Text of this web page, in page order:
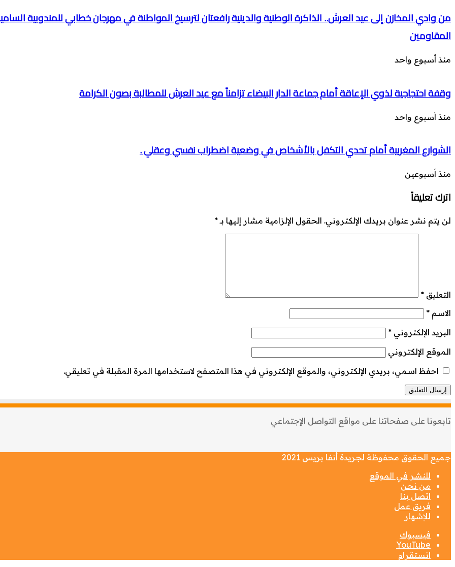
من وادي المخازن إلى عيد العرش.. الذاكرة الوطنية والدينية رافعتان لترسيخ المواطنة في مهرجان خطابي للمندوبية
المقاومين
منذ أسبوع واحد
وقفة احتجاجية لذوي الإعاقة أمام جماعة الدار البيضاء تزامناً مع عيد العرش للمطالبة بصون الكرامة
منذ أسبوع واحد
الشوارع المغربية أمام تحدي التكفل بالأشخاص في وضعية اضطراب نفسي وعقلي .
منذ أسبوعين
اترك تعليقاً
لن يتم نشر عنوان بريدك الإلكتروني. الحقول الإلزامية مشار إليها بـ*
التعليق *
الاسم *
البريد الإلكتروني *
الموقع الإلكتروني
احفظ اسمي، بريدي الإلكتروني، والموقع الإلكتروني في هذا المتصفح لاستخدامها المرة المقبلة في تعليقي.
تابعونا على صفحاتنا على مواقع التواصل الإجتماعي
جميع الحقوق محفوظة لجريدة أنفا بريس 2021
للنشر في الموقع
من نحن
اتصل بنا
فريق عمل
للإشهار
فيسبوك
‫YouTube
انستقرام